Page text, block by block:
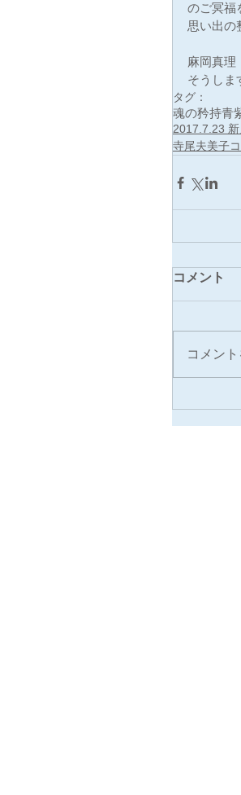
のご冥福
思い出の
麻岡真理
そうしま
タグ：
魂の矜持青
2017.7.23
寺尾夫美子
コメント
コメン